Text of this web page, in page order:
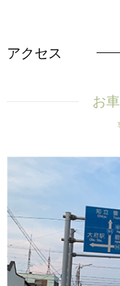
アクセス
お